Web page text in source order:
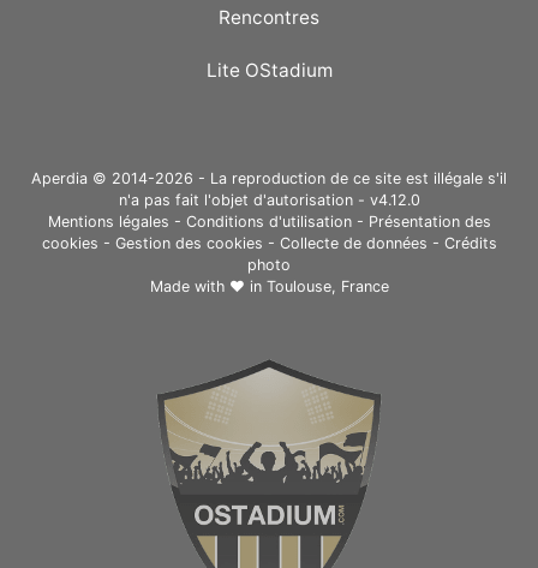
Rencontres
Lite OStadium
Aperdia © 2014-2026 - La reproduction de ce site est illégale s'il
n'a pas fait l'objet d'autorisation - v4.12.0
Mentions légales - Conditions d'utilisation- Présentation des
cookies - Gestion des cookies - Collecte de données - Crédits
photo
Made with ❤ in Toulouse, France